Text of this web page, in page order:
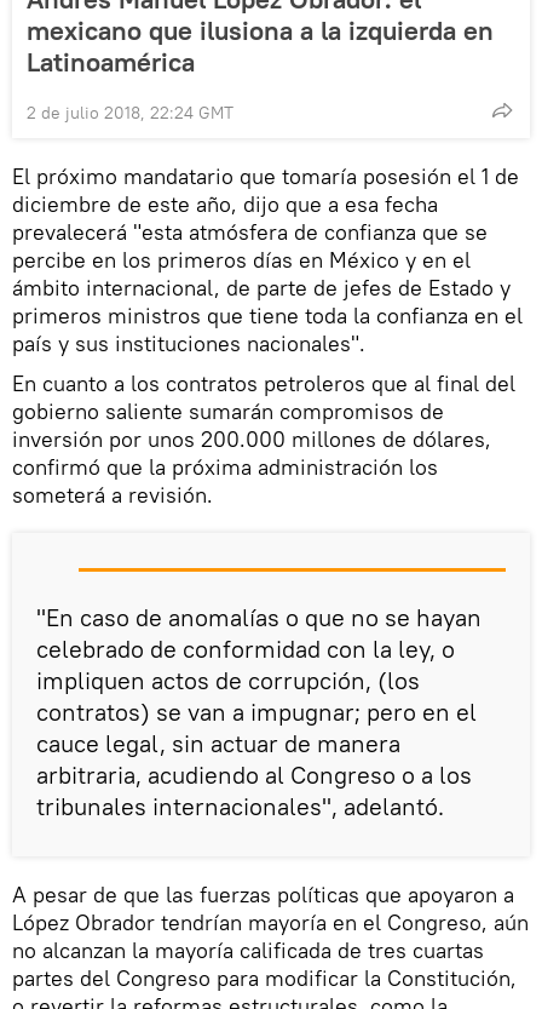
mexicano que ilusiona a la izquierda en
Latinoamérica
2 de julio 2018, 22:24 GMT
El próximo mandatario que tomaría posesión el 1 de
diciembre de este año, dijo que a esa fecha
prevalecerá "esta atmósfera de confianza que se
percibe en los primeros días en México y en el
ámbito internacional, de parte de jefes de Estado y
primeros ministros que tiene toda la confianza en el
país y sus instituciones nacionales".
En cuanto a los contratos petroleros que al final del
gobierno saliente sumarán compromisos de
inversión por unos 200.000 millones de dólares,
confirmó que la próxima administración los
someterá a revisión.
"En caso de anomalías o que no se hayan
celebrado de conformidad con la ley, o
impliquen actos de corrupción, (los
contratos) se van a impugnar; pero en el
cauce legal, sin actuar de manera
arbitraria, acudiendo al Congreso o a los
tribunales internacionales", adelantó.
A pesar de que las fuerzas políticas que apoyaron a
López Obrador tendrían mayoría en el Congreso, aún
no alcanzan la mayoría calificada de tres cuartas
partes del Congreso para modificar la Constitución,